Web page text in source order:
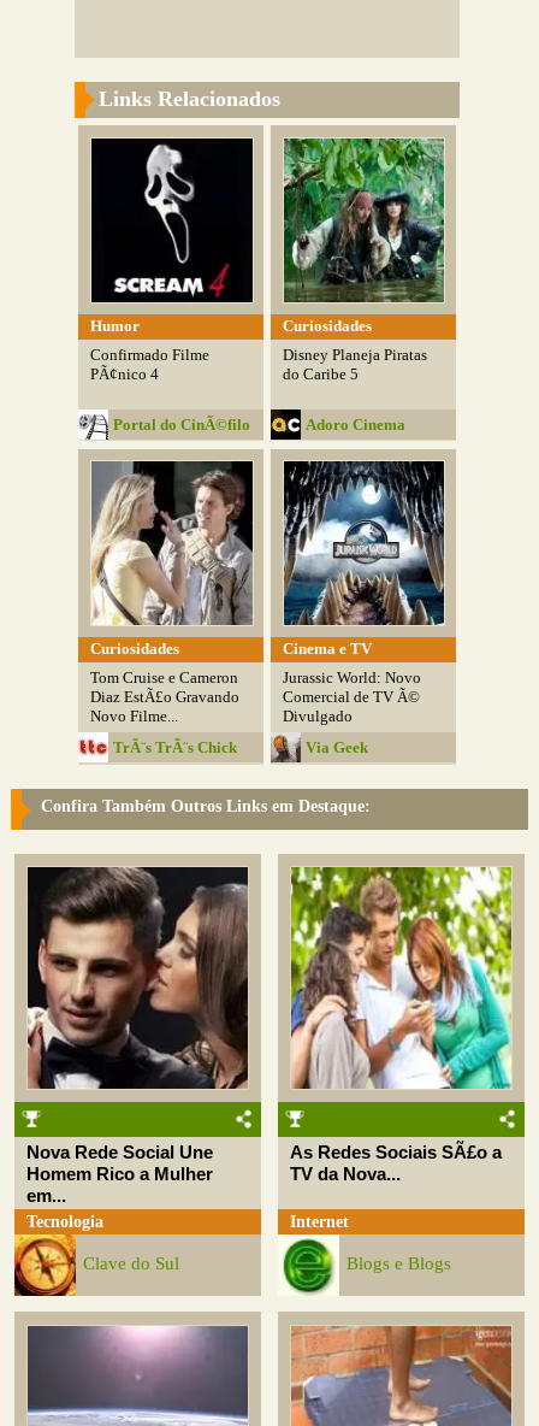
Links Relacionados
Humor
Confirmado Filme
PÃ¢nico 4
Portal do CinÃ©filo
Curiosidades
Disney Planeja Piratas
do Caribe 5
Adoro Cinema
Curiosidades
Tom Cruise e Cameron
Diaz EstÃ£o Gravando
Novo Filme...
TrÃ¨s TrÃ¨s Chick
Cinema e TV
Jurassic World: Novo
Comercial de TV Ã©
Divulgado
Via Geek
Confira Também Outros Links em Destaque:
Nova Rede Social Une
Homem Rico a Mulher
em...
Tecnologia
Clave do Sul
As Redes Sociais SÃ£o a
TV da Nova...
Internet
Blogs e Blogs